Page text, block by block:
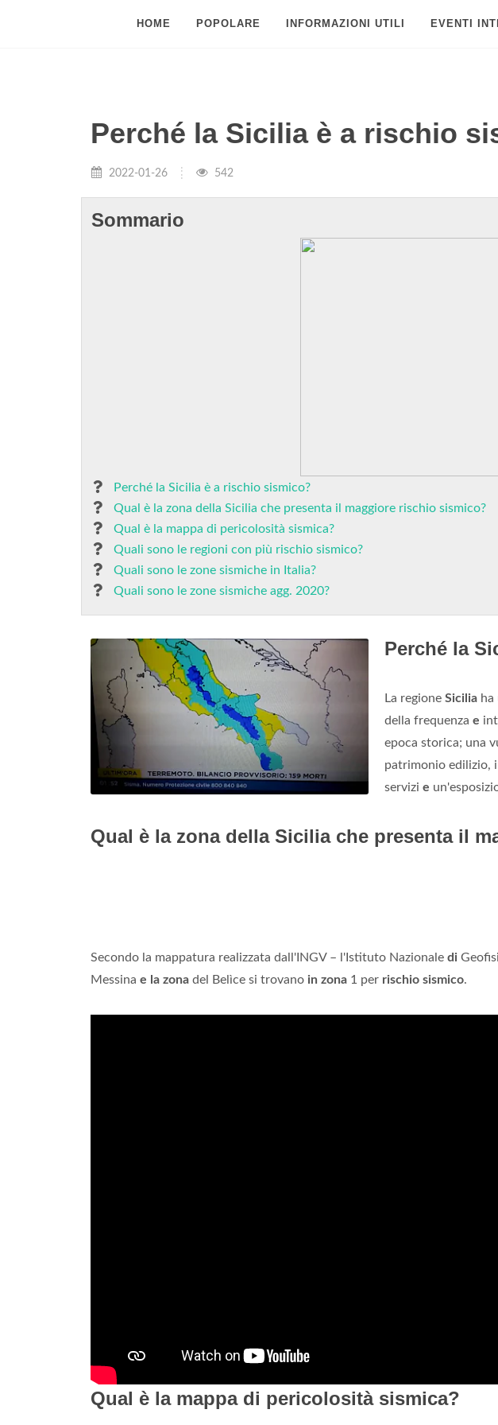
HOME POPOLARE INFORMAZIONI UTILI EVENTI
Perché la Sicilia è a rischio
2022-01-26 542
Sommario
Perché la Sicilia è a rischio sismico?
Qual è la zona della Sicilia che presenta il maggiore rischio sismico?
Qual è la mappa di pericolosità sismica?
Quali sono le regioni con più rischio sismico?
Quali sono le zone sismiche in Italia?
Quali sono le zone sismiche agg. 2020?
Perché la
La regione Sicilia ha
della frequenza e
epoca storica; una
patrimonio edilizio,
servizi e
Qual è la zona della Sicilia che presenta il
Secondo la mappatura realizzata dall'INGV – l'Istituto Nazionale di
Messina e la zona del Belìce si trovano in zona 1 per rischio sismico.
Qual è la mappa di pericolosità sismica?